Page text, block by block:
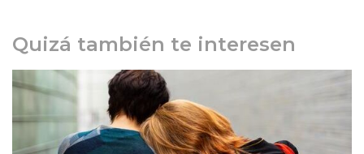
Quizá también te interesen